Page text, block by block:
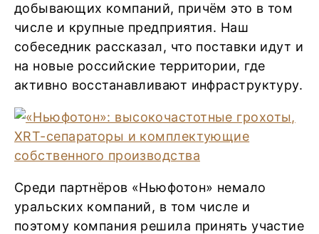
добывающих компаний, причём это в том
числе и крупные предприятия. Наш
собеседник рассказал, что поставки идут и
на новые российские территории, где
активно восстанавливают инфраструктуру.
Среди партнёров «Ньюфотон» немало
уральских компаний, в том числе и
поэтому компания решила принять участие